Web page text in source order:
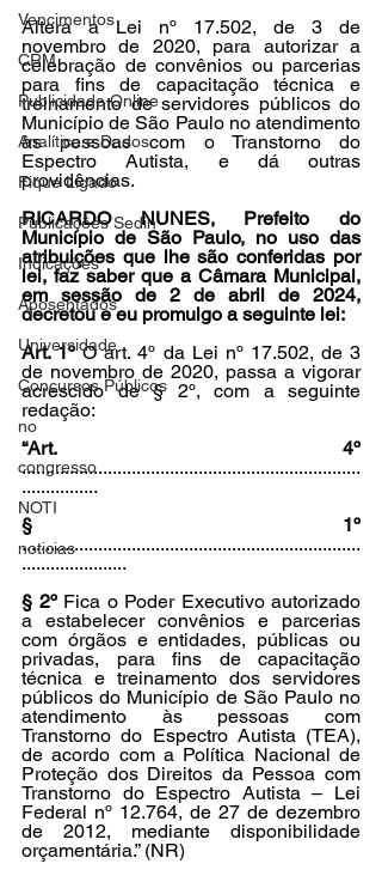
Vencimentos
CRM
Publicidade Online
Analítica e Dados
Fique Ligado
Publicações Sedin
Indicações
Aposentados
Universidade
Concursos Públicos
no
congresso
NOTI
noticias
Altera a Lei nº 17.502, de 3 de
novembro de 2020, para autorizar a
celebração de convênios ou parcerias
para fins de capacitação técnica e
treinamento de servidores públicos do
Município de São Paulo no atendimento
às pessoas com o Transtorno do
Espectro Autista, e dá outras
providências.
RICARDO NUNES, Prefeito do
Município de São Paulo, no uso das
atribuições que lhe são conferidas por
lei, faz saber que a Câmara Municipal,
em sessão de 2 de abril de 2024,
decretou e eu promulgo a seguinte lei:
Art. 1º O art. 4º da Lei nº 17.502, de 3
de novembro de 2020, passa a vigorar
acrescido de § 2º, com a seguinte
redação:
.......................................................................
................
.......................................................................
......................
§ 2º Fica o Poder Executivo autorizado
a estabelecer convênios e parcerias
com órgãos e entidades, públicas ou
privadas, para fins de capacitação
técnica e treinamento dos servidores
públicos do Município de São Paulo no
atendimento às pessoas com
Transtorno do Espectro Autista (TEA),
de acordo com a Política Nacional de
Proteção dos Direitos da Pessoa com
Transtorno do Espectro Autista – Lei
Federal nº 12.764, de 27 de dezembro
de 2012, mediante disponibilidade
orçamentária.” (NR)